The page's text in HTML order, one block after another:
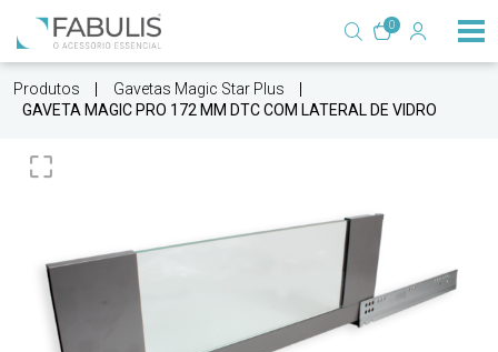
0
Produtos
Gavetas Magic Star Plus
GAVETA MAGIC PRO 172 MM DTC COM LATERAL DE VIDRO